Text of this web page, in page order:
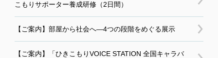
こもりサポーター養成研修（2日間）
【ご案内】部屋から社会へ―4つの段階をめぐる展示
【ご案内】「ひきこもりVOICE STATION 全国キャラバ